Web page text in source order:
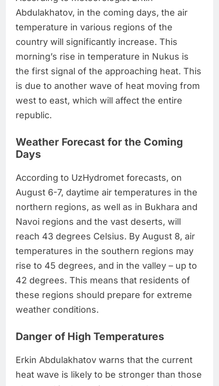
Abdulakhatov, in the coming days, the air
temperature in various regions of the
country will significantly increase. This
morning’s rise in temperature in Nukus is
the first signal of the approaching heat. This
is due to another wave of heat moving from
west to east, which will affect the entire
republic.
Weather Forecast for the Coming
Days
According to UzHydromet forecasts, on
August 6-7, daytime air temperatures in the
northern regions, as well as in Bukhara and
Navoi regions and the vast deserts, will
reach 43 degrees Celsius. By August 8, air
temperatures in the southern regions may
rise to 45 degrees, and in the valley – up to
42 degrees. This means that residents of
these regions should prepare for extreme
weather conditions.
Danger of High Temperatures
Erkin Abdulakhatov warns that the current
heat wave is likely to be stronger than those